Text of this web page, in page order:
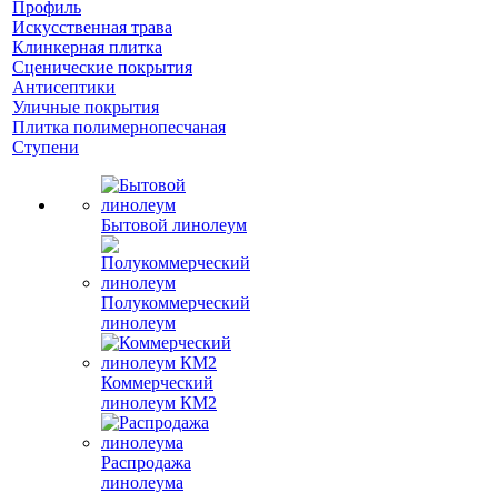
Профиль
Искусственная трава
Клинкерная плитка
Сценические покрытия
Антисептики
Уличные покрытия
Плитка полимернопесчаная
Ступени
Бытовой линолеум
Полукоммерческий
линолеум
Коммерческий
линолеум КМ2
Распродажа
линолеума